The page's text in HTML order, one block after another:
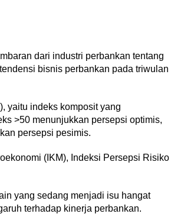
dari industri perbankan tentang
bisnis perbankan pada triwulan
yaitu indeks komposit yang
>50 menunjukkan persepsi optimis,
persepsi pesimis.
(IKM), Indeksi Persepsi Risiko
yang sedang menjadi isu hangat
terhadap kinerja perbankan.